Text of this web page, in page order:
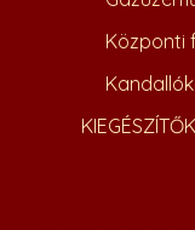
Központi
KIEGÉSZÍTŐK